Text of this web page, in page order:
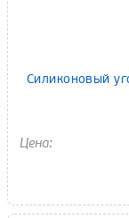
Силиконовый